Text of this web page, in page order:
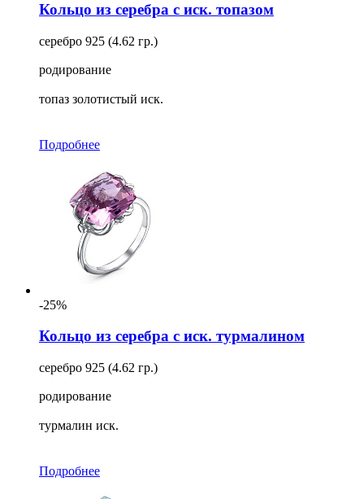
Кольцо из серебра с иск. топазом
серебро 925 (4.62 гр.)
родирование
топаз золотистый иск.
Подробнее
-25%
Кольцо из серебра с иск. турмалином
серебро 925 (4.62 гр.)
родирование
турмалин иск.
Подробнее